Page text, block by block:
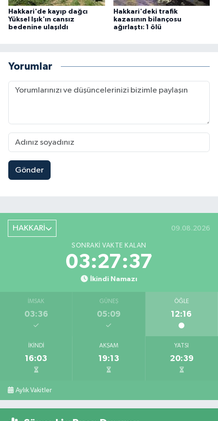
Hakkari'de kayıp dağcı
Yüksel Işık'ın cansız
bedenine ulaşıldı
Hakkari'deki trafik
kazasının bilançosu
ağırlaştı: 1 ölü
Yorumlar
Gönder
HAKKARİ 09.08.2026
SONRAKI VAKTE KALAN
03:27:36
İkindi Namazı
İMSAK
03:36
GÜNEŞ
05:09
ÖĞLE
12:16
İKINDI
16:03
AKŞAM
19:13
YATSI
20:39
Aylık Vakitler